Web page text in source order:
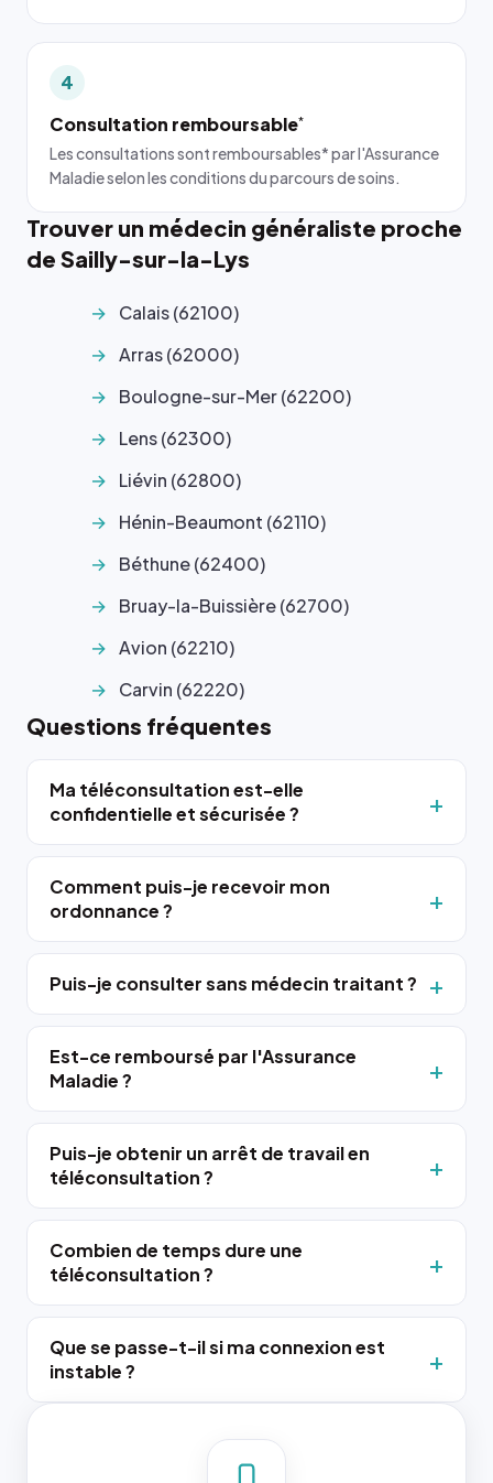
4
Consultation remboursable*
Les consultations sont remboursables* par l'Assurance
Maladie selon les conditions du parcours de soins.
Trouver un médecin généraliste proche
de Sailly-sur-la-Lys
Calais (62100)
Arras (62000)
Boulogne-sur-Mer (62200)
Lens (62300)
Liévin (62800)
Hénin-Beaumont (62110)
Béthune (62400)
Bruay-la-Buissière (62700)
Avion (62210)
Carvin (62220)
Questions fréquentes
Ma téléconsultation est-elle
confidentielle et sécurisée ?
Comment puis-je recevoir mon
ordonnance ?
Puis-je consulter sans médecin traitant ?
Est-ce remboursé par l'Assurance
Maladie ?
Puis-je obtenir un arrêt de travail en
téléconsultation ?
Combien de temps dure une
téléconsultation ?
Que se passe-t-il si ma connexion est
instable ?